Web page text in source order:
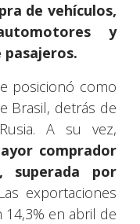
de vehículos,
y
posicionó como
Brasil, detrás de
A su vez,
comprador
superada por
Las exportaciones
en abril de